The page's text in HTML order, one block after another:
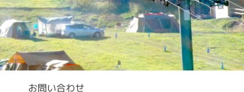
お問い合わせ